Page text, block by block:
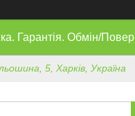
Гарантія. Обмін/
5, Харків, Україна